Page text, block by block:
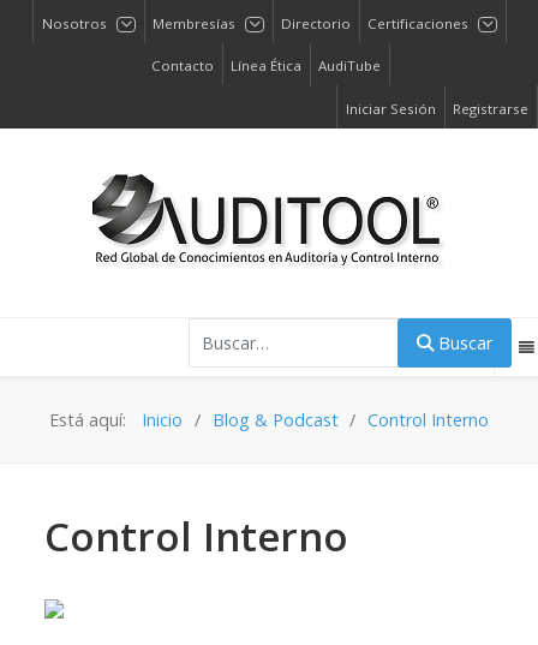
Nosotros Membresías Directorio Certificaciones
Contacto Línea Ética AudiTube
Iniciar Sesión Registrarse
Buscar
Está aquí: Inicio Blog & Podcast Control Interno
Control Interno